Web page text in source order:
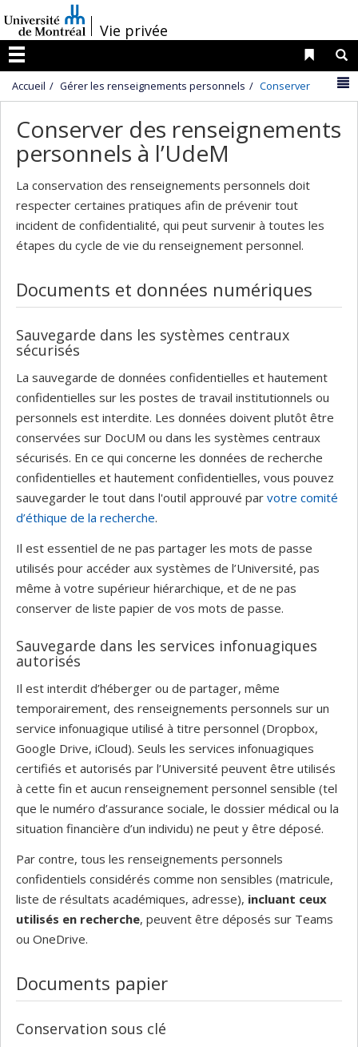
au
contenu
/
Vie privée
Menu
Liens
Accueil Gérer les renseignements personnels Conserver
Conserver des renseignements
personnels à l’UdeM
La conservation des renseignements personnels doit
respecter certaines pratiques afin de prévenir tout
incident de confidentialité, qui peut survenir à toutes les
étapes du cycle de vie du renseignement personnel.
Documents et données numériques
Sauvegarde dans les systèmes centraux
sécurisés
La sauvegarde de données confidentielles et hautement
confidentielles sur les postes de travail institutionnels ou
personnels est interdite. Les données doivent plutôt être
conservées sur DocUM ou dans les systèmes centraux
sécurisés. En ce qui concerne les données de recherche
confidentielles et hautement confidentielles, vous pouvez
sauvegarder le tout dans l'outil approuvé par votre comité
d’éthique de la recherche.
Il est essentiel de ne pas partager les mots de passe
utilisés pour accéder aux systèmes de l’Université, pas
même à votre supérieur hiérarchique, et de ne pas
conserver de liste papier de vos mots de passe.
Sauvegarde dans les services infonuagiques
autorisés
Il est interdit d’héberger ou de partager, même
temporairement, des renseignements personnels sur un
service infonuagique utilisé à titre personnel (Dropbox,
Google Drive, iCloud). Seuls les services infonuagiques
certifiés et autorisés par l’Université peuvent être utilisés
à cette fin et aucun renseignement personnel sensible (tel
que le numéro d’assurance sociale, le dossier médical ou la
situation financière d’un individu) ne peut y être déposé.
Par contre, tous les renseignements personnels
confidentiels considérés comme non sensibles (matricule,
liste de résultats académiques, adresse), incluant ceux
utilisés en recherche, peuvent être déposés sur Teams
ou OneDrive.
Documents papier
Conservation sous clé